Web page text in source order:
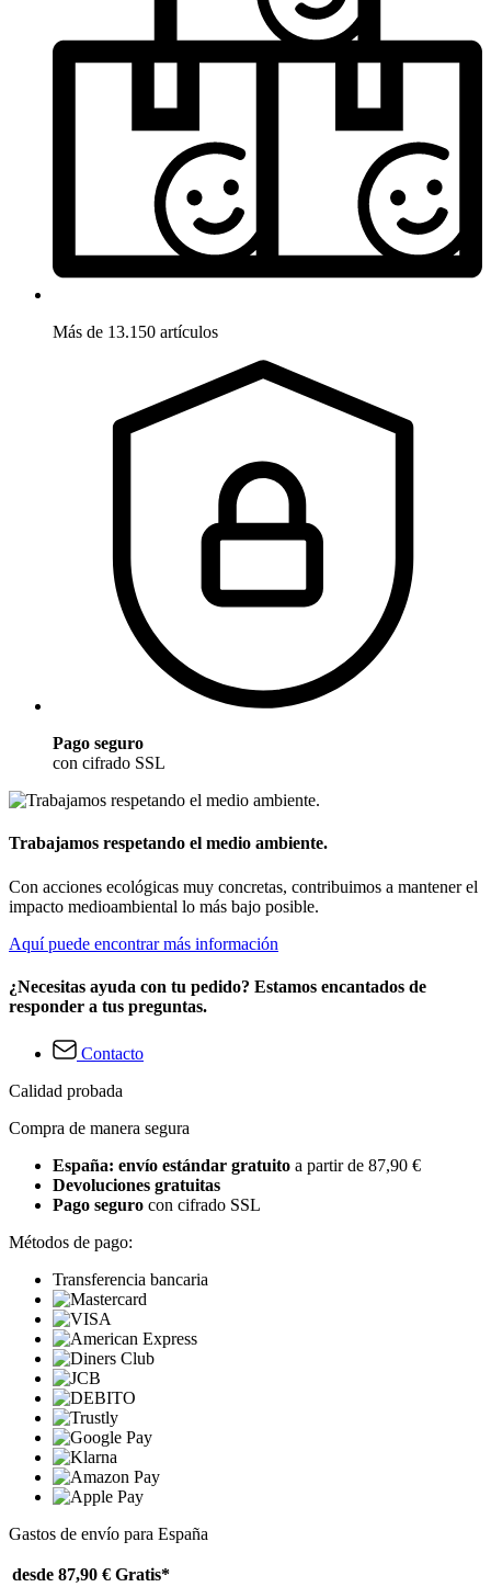
Más de 13.150 artículos
Pago seguro
con cifrado SSL
Trabajamos respetando el medio ambiente.
Con acciones ecológicas muy concretas, contribuimos a mantener el
impacto medioambiental lo más bajo posible.
Aquí puede encontrar más información
¿Necesitas ayuda con tu pedido? Estamos encantados de
responder a tus preguntas.
Contacto
Calidad probada
Compra de manera segura
España: envío estándar gratuito a partir de 87,90 €
Devoluciones gratuitas
Pago seguro con cifrado SSL
Métodos de pago:
Transferencia bancaria
Gastos de envío para España
desde 87,90 € Gratis*